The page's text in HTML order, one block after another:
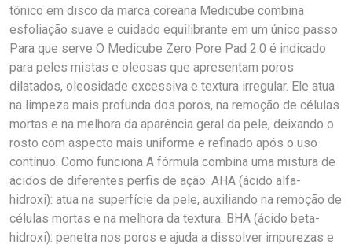
tônico em disco da marca coreana Medicube combina
esfoliação suave e cuidado equilibrante em um único passo.
Para que serve O Medicube Zero Pore Pad 2.0 é indicado
para peles mistas e oleosas que apresentam poros
dilatados, oleosidade excessiva e textura irregular. Ele atua
na limpeza mais profunda dos poros, na remoção de células
mortas e na melhora da aparência geral da pele, deixando o
rosto com aspecto mais uniforme e refinado após o uso
contínuo. Como funciona A fórmula combina uma mistura de
ácidos de diferentes perfis de ação: AHA (ácido alfa-
hidroxi): atua na superfície da pele, auxiliando na remoção de
células mortas e na melhora da textura. BHA (ácido beta-
hidroxi): penetra nos poros e ajuda a dissolver impurezas e